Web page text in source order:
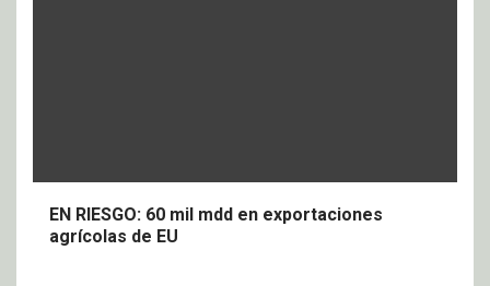
EN RIESGO: 60 mil mdd en exportaciones
agrícolas de EU